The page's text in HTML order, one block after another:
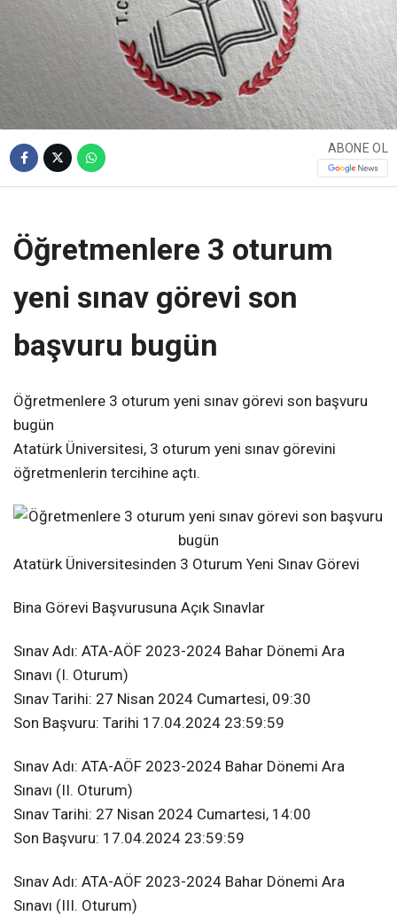
ABONE OL
Öğretmenlere 3 oturum
yeni sınav görevi son
başvuru bugün
Öğretmenlere 3 oturum yeni sınav görevi son başvuru
bugün
Atatürk Üniversitesi, 3 oturum yeni sınav görevini
öğretmenlerin tercihine açtı.
Atatürk Üniversitesinden 3 Oturum Yeni Sınav Görevi
Bina Görevi Başvurusuna Açık Sınavlar
Sınav Adı: ATA-AÖF 2023-2024 Bahar Dönemi Ara
Sınavı (I. Oturum)
Sınav Tarihi: 27 Nisan 2024 Cumartesi, 09:30
Son Başvuru: Tarihi 17.04.2024 23:59:59
Sınav Adı: ATA-AÖF 2023-2024 Bahar Dönemi Ara
Sınavı (II. Oturum)
Sınav Tarihi: 27 Nisan 2024 Cumartesi, 14:00
Son Başvuru: 17.04.2024 23:59:59
Sınav Adı: ATA-AÖF 2023-2024 Bahar Dönemi Ara
Sınavı (III. Oturum)